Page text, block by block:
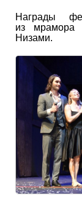
Награды
из мрамора
Низами.